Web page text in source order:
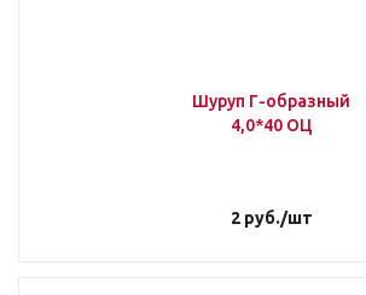
Шуруп Г-образный
4,0*40 ОЦ
2руб./шт